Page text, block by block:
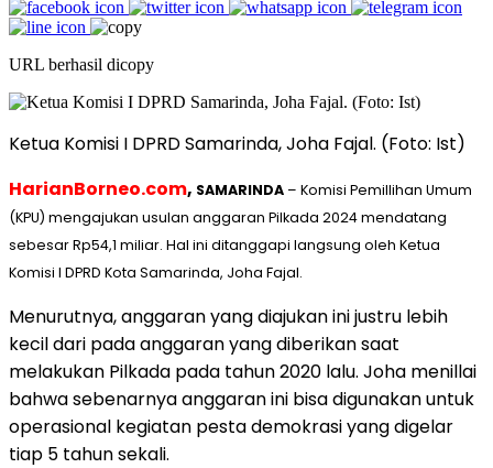
URL berhasil dicopy
Ketua Komisi I DPRD Samarinda, Joha Fajal. (Foto: Ist)
HarianBorneo.com, SAMARINDA – Komisi Pemillihan Umum
(KPU) mengajukan usulan anggaran Pilkada 2024 mendatang
sebesar Rp54,1 miliar. Hal ini ditanggapi langsung oleh Ketua
Komisi I DPRD Kota Samarinda, Joha Fajal.
Menurutnya, anggaran yang diajukan ini justru lebih
kecil dari pada anggaran yang diberikan saat
melakukan Pilkada pada tahun 2020 lalu. Joha menillai
bahwa sebenarnya anggaran ini bisa digunakan untuk
operasional kegiatan pesta demokrasi yang digelar
tiap 5 tahun sekali.